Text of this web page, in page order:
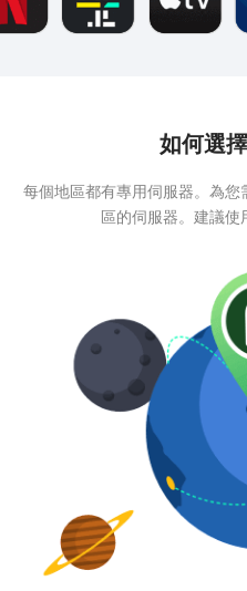
如何選
每個地區都有專用伺服器。為
區的伺服器。建議使